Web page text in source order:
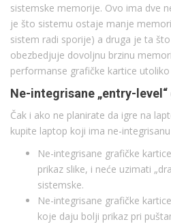
sistemske memorije. Ovo ima dve
je što sistemu ostaje manje
sistem radi sporije) a druga je ta
obezbedjuje dovoljnu brzinu
performanse grafičke kartice
Ne-integrisane „entry-
Čak i ako ne planirate da igre na
kupite laptop koji ima ne-
Ne-integrisane grafičke
prikaz slike, i neće uzimati
sistemske.
Ne-integrisane grafičke
koje daju bolji prikaz pri